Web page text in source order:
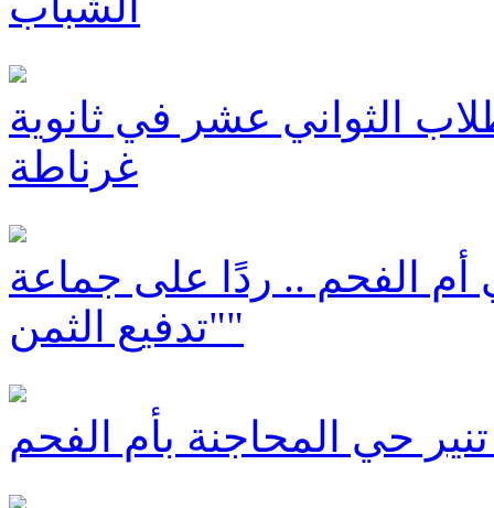
الثواني عشر في ثانوية
غرناطة
أم الفحم .. ردًا على جماعة
"تدفيع الثمن"
حي المحاجنة بأم الفحم